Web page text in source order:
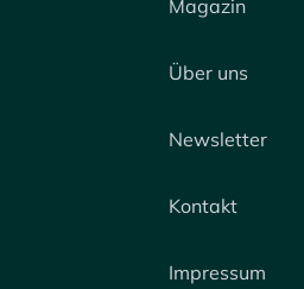
Magazin
Über uns
Newsletter
Kontakt
Impressum